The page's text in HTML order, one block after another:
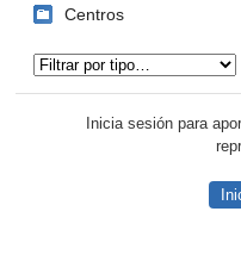
Centros
Inicia sesión para